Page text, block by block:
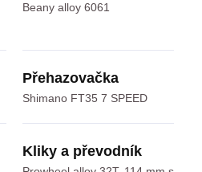
Beany alloy 6061
Přehazovačka
Shimano FT35 7 SPEED
Kliky a převodník